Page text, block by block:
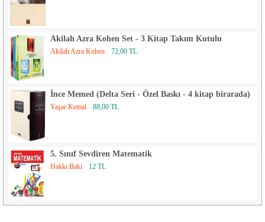
Akilah Azra Kohen Set - 3 Kitap Takım Kutulu
Akilah Azra Kohen 72,00 TL
İnce Memed (Delta Seri - Özel Baskı - 4 kitap birarada)
Yaşar Kemal 88,00 TL
5. Sınıf Sevdiren Matematik
Hakkı Baki 12 TL